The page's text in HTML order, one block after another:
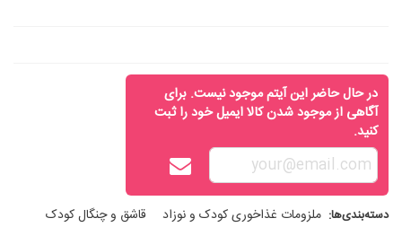
در حال حاضر این آیتم موجود نیست. برای
آگاهی از موجود شدن کالا ایمیل خود را ثبت
کنید.
دسته‌بندی‌ها: ملزومات غذاخوری کودک و نوزاد قاشق و چنگال کودک